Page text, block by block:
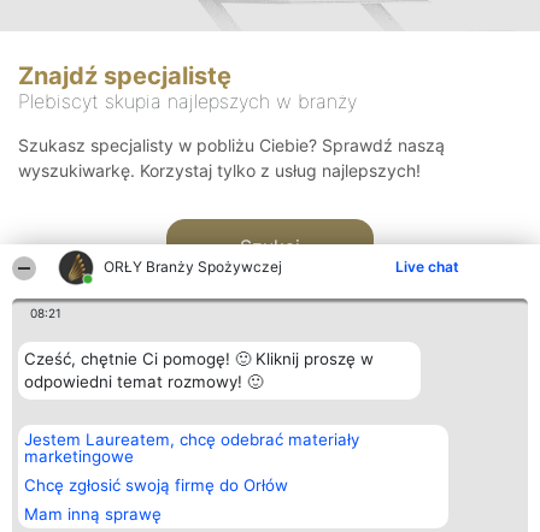
ORŁY Branży Spożywczej Live chat
08:21
Cześć, chętnie Ci pomogę! 🙂 Kliknij proszę w
odpowiedni temat rozmowy! 🙂
Jestem Laureatem, chcę odebrać materiały
marketingowe
Chcę zgłosić swoją firmę do Orłów
Mam inną sprawę
Znajdź specjalistę
Plebiscyt skupia najlepszych w branży
Szukasz specjalisty w pobliżu Ciebie? Sprawdź naszą
wyszukiwarkę. Korzystaj tylko z usług najlepszych!
Szukaj
Organizator plebiscytu
Bright Side Solutions sp. z o.
o. sp. k.
ul. Ruska 22
Wrocław 50-079
KRS 0000749100 | Regon
Plebiscyt
Laureaci
wszystkich
Laureatów
Kontakt
Kontakt